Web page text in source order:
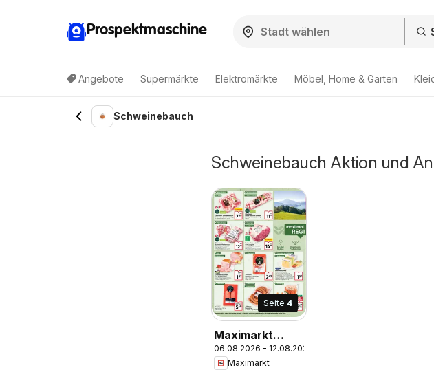
Prospektmaschine
Angebote Supermärkte Elektromärkte Möbel, Home & Garten
Schweinebauch
Schweinebauch Aktion und
Seite 4
Maximarkt
Flugblatt
06.08.2026 - 12.08.2026
Maximarkt